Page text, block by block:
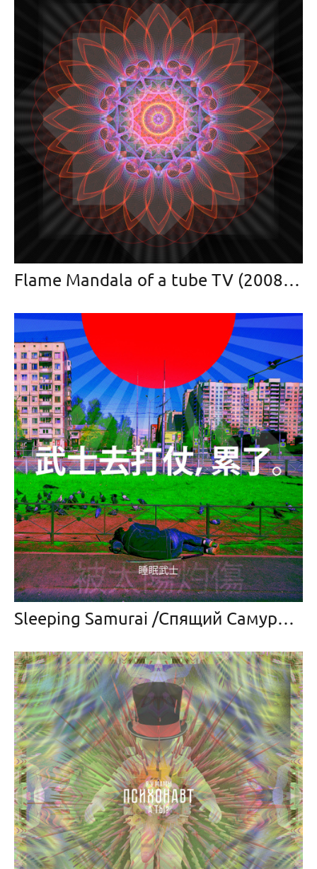
Flame Mandala of a tube TV (2008 — в прогрессе)
Sleeping Samurai /Спящий Самурай (2023 — в прогрессе)